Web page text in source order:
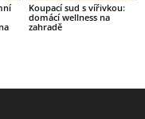
Koupací sud s vířivkou:
domácí wellness na
zahradě